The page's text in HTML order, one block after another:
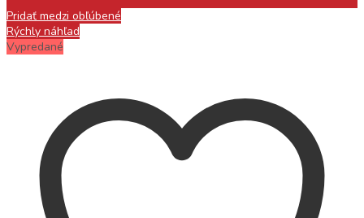
Pridať medzi obľúbené
Rýchly náhľad
Vypredané